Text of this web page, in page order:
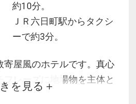
約10分。
ＪＲ六日町駅からタクシ
ーで約3分。
寄屋風のホテルです。真心
レーズに地場物を主体と
ビスできっとご満足いただ
を見る